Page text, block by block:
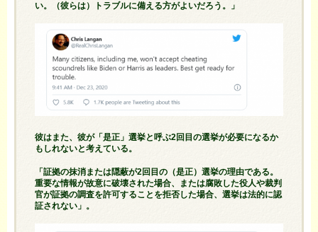
い。（彼らは）トラブルに備える方がよいだろう。」
彼はまた、彼が「是正」選挙と呼ぶ2回目の選挙が必要になるか
もしれないと考えている。
「証拠の抹消または隠蔽が2回目の（是正）選挙の理由である。
重要な情報が故意に破壊された場合、または腐敗した役人や裁判
官が証拠の調査を許可することを拒否した場合、選挙は法的に認
証されない」。